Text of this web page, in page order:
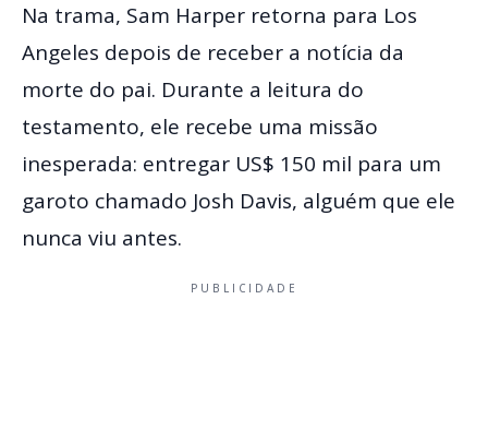
Na trama, Sam Harper retorna para Los
Angeles depois de receber a notícia da
morte do pai. Durante a leitura do
testamento, ele recebe uma missão
inesperada: entregar US$ 150 mil para um
garoto chamado Josh Davis, alguém que ele
nunca viu antes.
PUBLICIDADE